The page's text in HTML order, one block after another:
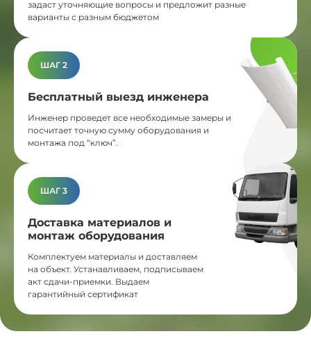
задаст уточняющие вопросы и предложит разные
варианты с разным бюджетом
ШАГ 2
Бесплатный выезд инженера
Инженер проведет все необходимые замеры и
посчитает точную сумму оборудования и
монтажа под “ключ”.
ШАГ 3
Доставка материалов и
монтаж оборудования
Комплектуем материалы и доставляем
на объект. Устанавливаем, подписываем
акт сдачи-приемки. Выдаем
гарантийный сертификат